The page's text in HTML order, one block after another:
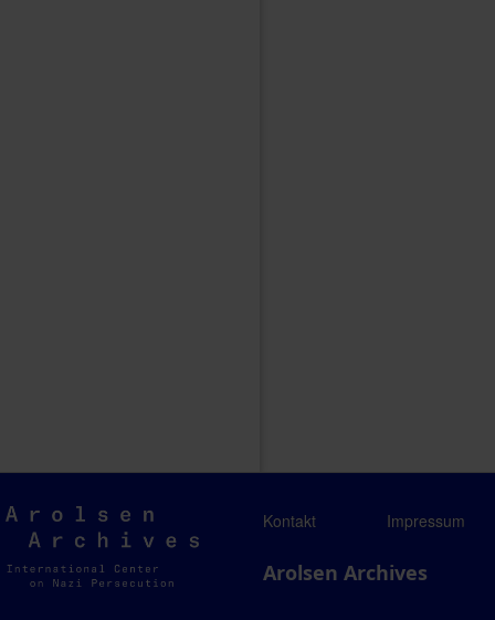
Arolsen
Archives
Kontakt Impressum
Arolsen Archives